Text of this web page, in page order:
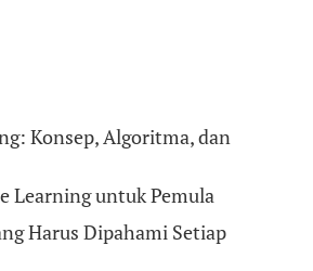
Konsep, Algoritma, dan
Learning untuk Pemula
Harus Dipahami Setiap